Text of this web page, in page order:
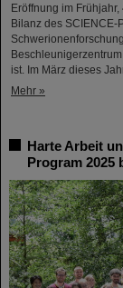
Eröffnung im
Bilanz des SCIENCE-
ist. Im März dieses
Mehr »
Harte Arbeit
Program 2025